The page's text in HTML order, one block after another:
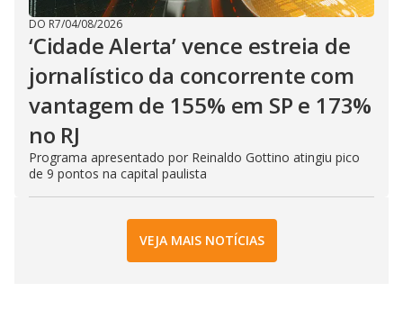
DO R7/04/08/2026
‘Cidade Alerta’ vence estreia de
jornalístico da concorrente com
vantagem de 155% em SP e 173%
no RJ
Programa apresentado por Reinaldo Gottino atingiu pico
de 9 pontos na capital paulista
VEJA MAIS NOTÍCIAS